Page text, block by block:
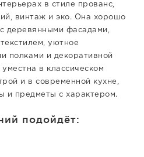
в стиле прованс,
винтаж и эко. Она хорошо
деревянными фасадами,
уютное
полками и декоративной
в классическом
и в современной кухне,
и предметы с характером.
подойдёт: